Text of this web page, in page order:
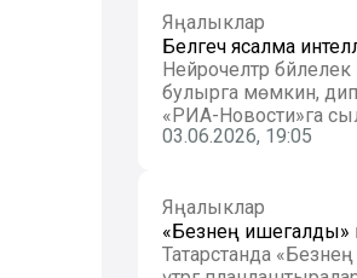
Яңалыклар
Белгеч ясалма
Нейрочелтәр
булырга мөмкин, дип белдергән Мәскәү дәүләт университеты профессоры Алла Шестерина. Бу хакта
«РИА-Новости»га
03.06.2026, 19:05
Яңалыклар
«Безнең ишегалды»
Татарстанда